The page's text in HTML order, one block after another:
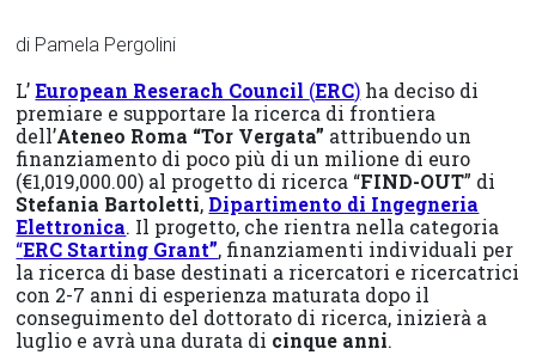
di Pamela Pergolini
L’European Reserach Council (ERC) ha deciso di
premiare e supportare la ricerca di frontiera
dell’Ateneo Roma “Tor Vergata” attribuendo un
finanziamento di poco più di un milione di euro
(€1,019,000.00) al progetto di ricerca “FIND-OUT” di
Stefania Bartoletti, Dipartimento di Ingegneria
Elettronica. Il progetto, che rientra nella categoria
“ERC Starting Grant”, finanziamenti individuali per
la ricerca di base destinati a ricercatori e ricercatrici
con 2-7 anni di esperienza maturata dopo il
conseguimento del dottorato di ricerca, inizierà a
luglio e avrà una durata di cinque anni.